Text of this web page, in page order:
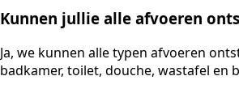
Kunnen jullie alle afvoeren
Ja, we kunnen alle typen afvoeren
badkamer, toilet, douche, wastafel en